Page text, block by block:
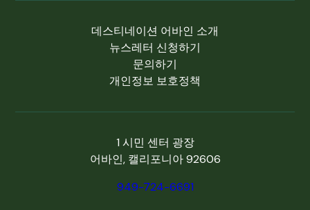
데스티네이션 어바인 소개
뉴스레터 신청하기
문의하기
개인정보 보호정책
1 시민 센터 광장
어바인, 캘리포니아 92606
949-724-6691